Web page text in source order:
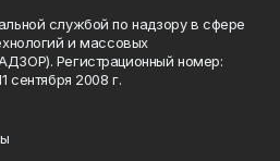
службой по надзору в сфере
и массовых
Регистрационный номер:
сентября 2008 г.